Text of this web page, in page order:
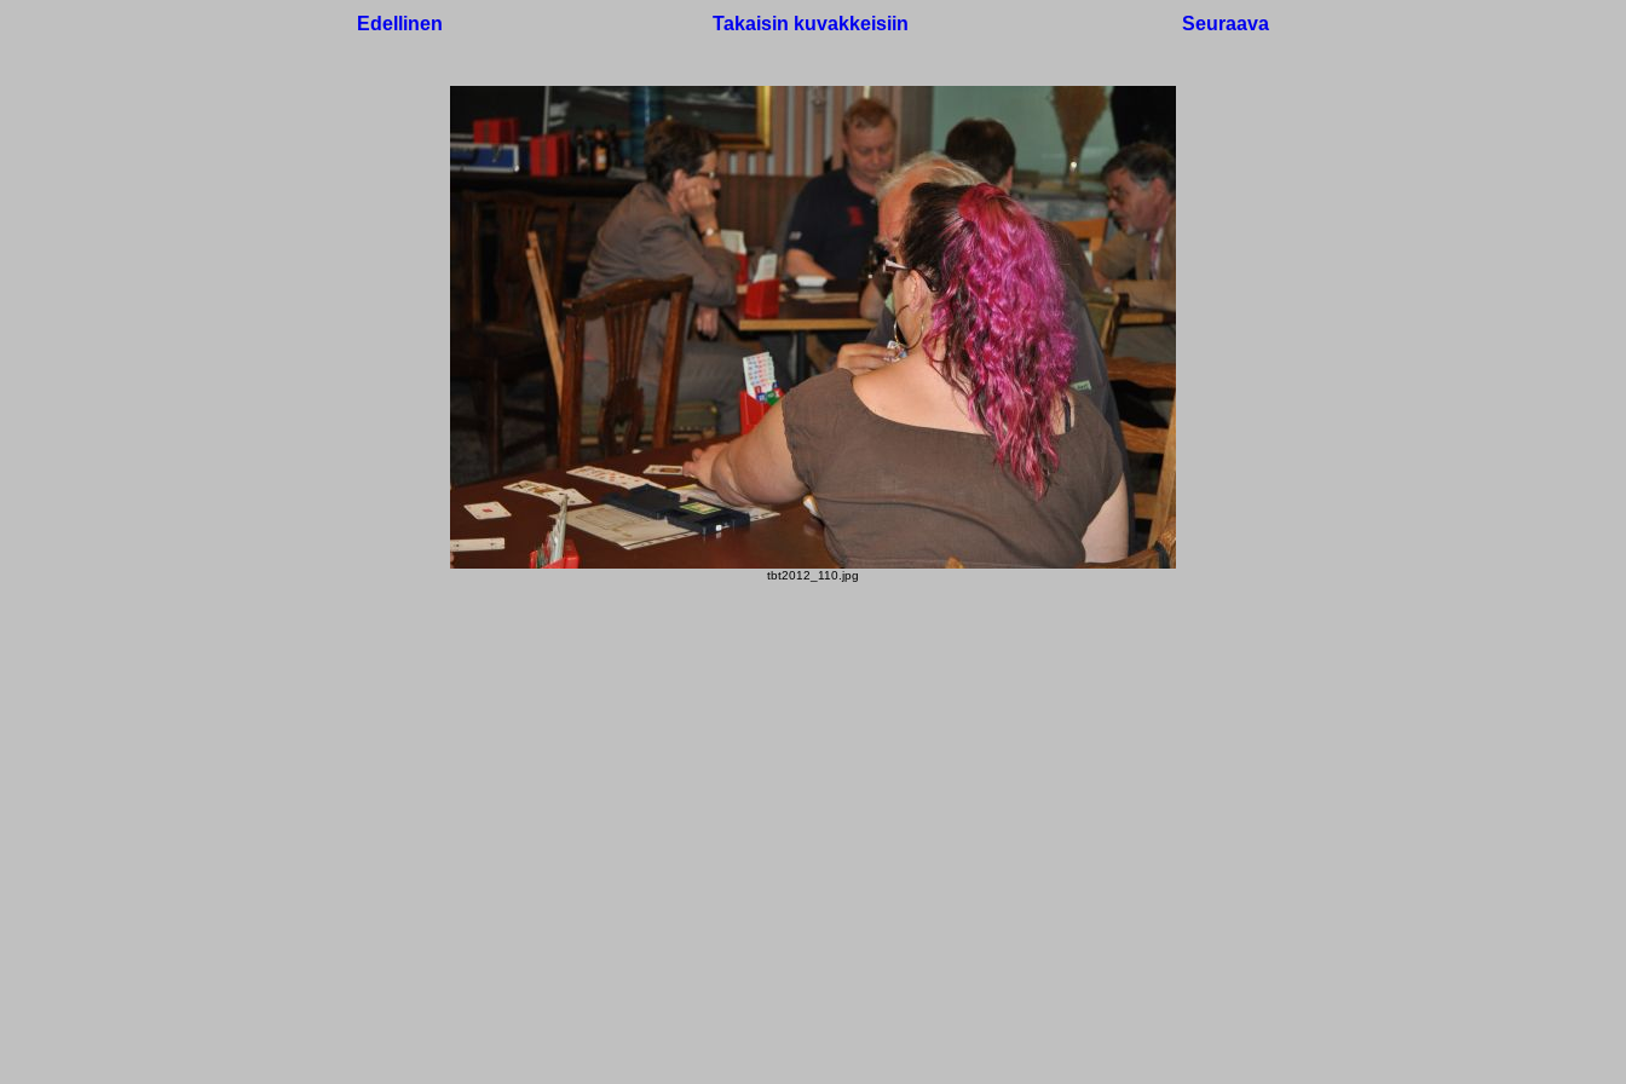
Edellinen Takaisin kuvakkeisiin Seuraava
tbt2012_110.jpg